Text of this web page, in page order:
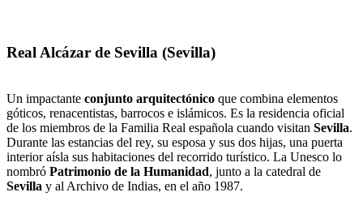
Real Alcázar de Sevilla (Sevilla)
Un impactante conjunto arquitectónico que combina elementos
góticos, renacentistas, barrocos e islámicos. Es la residencia oficial
de los miembros de la Familia Real española cuando visitan Sevilla.
Durante las estancias del rey, su esposa y sus dos hijas, una puerta
interior aísla sus habitaciones del recorrido turístico. La Unesco lo
nombró Patrimonio de la Humanidad, junto a la catedral de
Sevilla y al Archivo de Indias, en el año 1987.